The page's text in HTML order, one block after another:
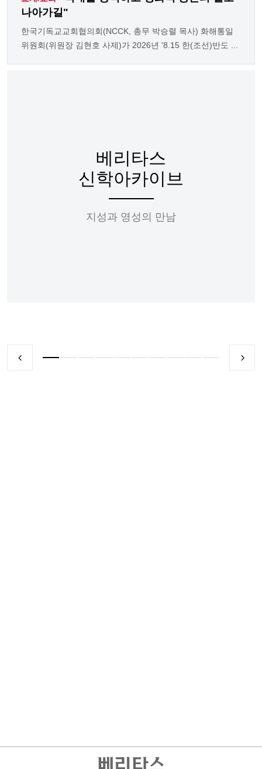
나아가길"
한국기독교교회협의회(NCCK, 총무 박승렬 목사) 화해통일
위원회(위원장 김현호 사제)가 2026년 '8.15 한(조선)반도 ...
베리타스
신학아카이브
지성과 영성의 만남